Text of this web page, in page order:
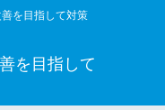
を目指して対策
を目指して